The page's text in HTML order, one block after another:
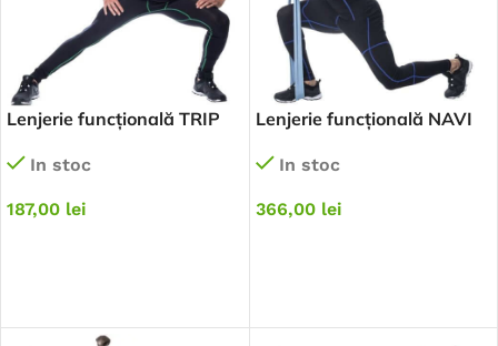
Lenjerie funcțională TRIP
In stoc
187,00 lei
Lenjerie funcțională NAVI
In stoc
366,00 lei